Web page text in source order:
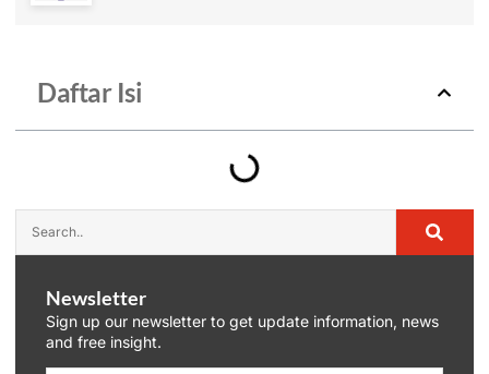
Daftar Isi
Newsletter
Sign up our newsletter to get update information, news
and free insight.